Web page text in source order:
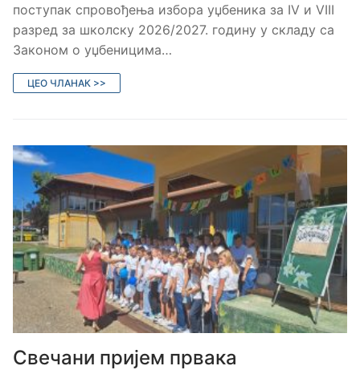
поступак спровођења избора уџбеника за IV и VIII
разред за школску 2026/2027. годину у складу са
Законом о уџбеницима…
ЦЕО ЧЛАНАК >>
Свечани пријем првака